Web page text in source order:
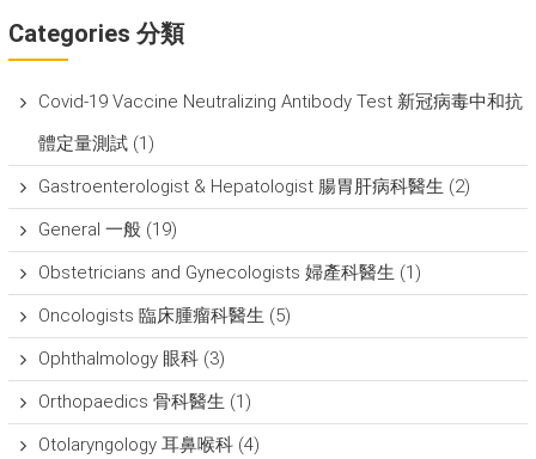
Categories 分類
Covid-19 Vaccine Neutralizing Antibody Test 新冠病毒中和抗
體定量測試(1)
Gastroenterologist & Hepatologist 腸胃肝病科醫生 (2)
General 一般(19)
Obstetricians and Gynecologists 婦產科醫生 (1)
Oncologists 臨床腫瘤科醫生 (5)
Ophthalmology 眼科(3)
Orthopaedics 骨科醫生 (1)
Otolaryngology 耳鼻喉科(4)